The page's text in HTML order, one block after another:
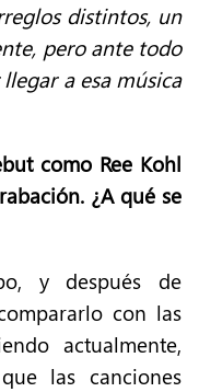
distintos, un
pero ante todo
a esa música
como Ree Kohl
¿A qué se
y después de
con las
actualmente,
las canciones